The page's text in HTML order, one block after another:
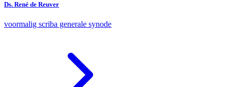
Ds. René de Reuver
voormalig scriba generale synode